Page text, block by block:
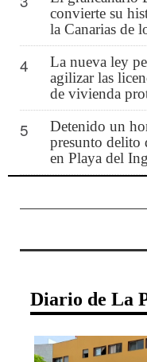
convierte su
la Canarias de
4
La nueva ley
agilizar las
de vivienda
5
Detenido un
presunto delito
en Playa del
Diario de La